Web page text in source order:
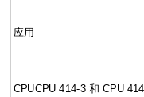
应用
CPUCPU 414-3 和 CPU